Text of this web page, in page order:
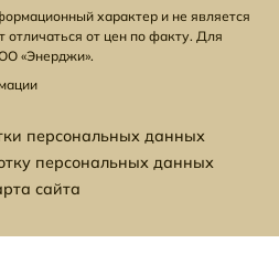
характер и не является
от цен по факту. Для
«Энерджи».
персональных данных
персональных данных
сайта